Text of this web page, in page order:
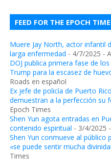
FEED FOR THE EPOCH
Muere Jay North, actor infantil
larga enfermedad - 4/7/2025 -
DOJ publica primera fase de
Trump para la escasez de
Roads en español
Ex jefe de policía de Puerto
demuestran a la perfección su
Epoch Times
Shen Yun agota entradas en
contenido espiritual - 3/4/2025
Shen Yun conmueve al
«se puede sentir mucha
Times